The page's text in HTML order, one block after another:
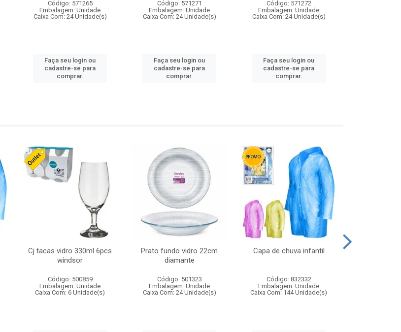
Código: 571265
Embalagem: Unidade
Caixa Com: 24 Unidade(s)
Faça seu login ou
cadastre-se para
comprar.
Código: 571271
Embalagem: Unidade
Caixa Com: 24 Unidade(s)
Faça seu login ou
cadastre-se para
comprar.
Código: 571272
Embalagem: Unidade
Caixa Com: 24 Unidade(s)
Faça seu login ou
cadastre-se para
comprar.
Cj tacas vidro 330ml 6pcs
windsor
Código: 500859
Embalagem: Unidade
Caixa Com: 6 Unidade(s)
Prato fundo vidro 22cm
diamante
Código: 501323
Embalagem: Unidade
Caixa Com: 24 Unidade(s)
Capa de chuva infantil
Código: 832332
Embalagem: Unidade
Caixa Com: 144 Unidade(s)